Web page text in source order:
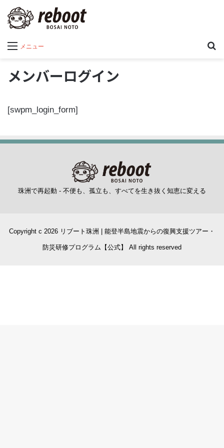
メニュー
メンバーログイン
[swpm_login_form]
珠洲で再起動 - 不便も、孤立も、すべてを生き抜く知恵に変える
Copyright c 2026 リブート珠洲 | 能登半島地震からの復興支援ツアー・
防災研修プログラム【公式】 All rights reserved